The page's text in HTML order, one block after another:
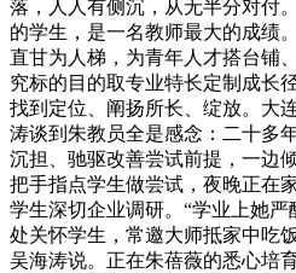
落，人人有侧沉，从无半分对付
的学生，是一名教师最大的成绩
直甘为人梯，为青年人才搭台铺
究标的目的取专业特长定制成长
找到定位、阐扬所长、绽放。大
涛谈到朱教员全是感念：二十多
沉担、驰驱改善尝试前提，一边
把手指点学生做尝试，夜晚正在
学生深切企业调研。“学业上她
处关怀学生，常邀大师抵家中吃
吴海涛说。正在朱蓓薇的悉心培